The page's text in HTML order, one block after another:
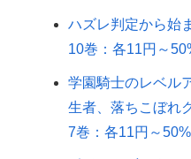
ハズレ判定から始
10巻：各11円～
学園騎士のレベル
生者、落ちこぼれ
7巻：各11円～